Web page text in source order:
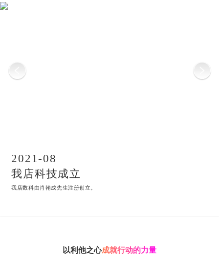
2021-08
我店科技成立
我店数科由肖翰成先生注册创立。
以利他之心成就行动的力量